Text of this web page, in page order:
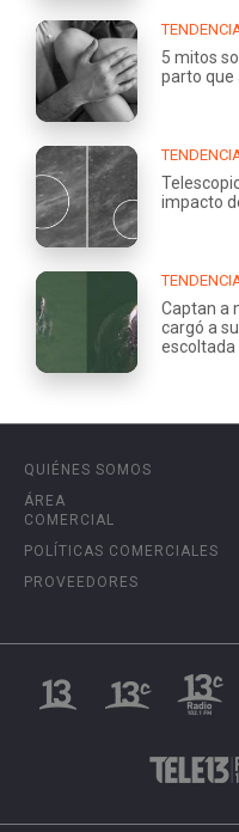
5 mitos
parto que
impacto
Captan a
cargó a
escoltada
QUIÉNES SOMOS
ÁREA
COMERCIAL
POLÍTICAS COMERCIALES
PROVEEDORES